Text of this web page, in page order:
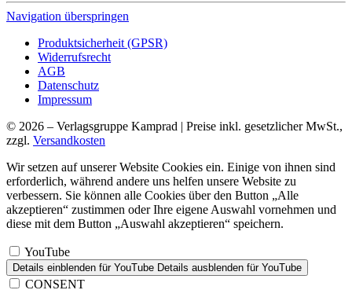
Navigation überspringen
Produktsicherheit (GPSR)
Widerrufsrecht
AGB
Datenschutz
Impressum
© 2026 – Verlagsgruppe Kamprad | Preise inkl. gesetzlicher MwSt.,
zzgl. Versandkosten
Wir setzen auf unserer Website Cookies ein. Einige von ihnen sind
erforderlich, während andere uns helfen unsere Website zu
verbessern. Sie können alle Cookies über den Button „Alle
akzeptieren“ zustimmen oder Ihre eigene Auswahl vornehmen und
diese mit dem Button „Auswahl akzeptieren“ speichern.
YouTube
Details einblenden für YouTube Details ausblenden für YouTube
CONSENT